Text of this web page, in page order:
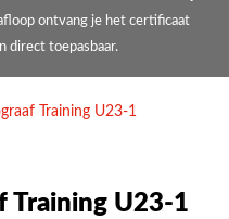
ontvang je het certificaat
direct toepasbaar.
Training U23-1
Training U23-1